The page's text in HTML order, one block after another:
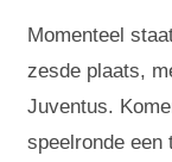
Momenteel
zesde plaats,
Juventus.
speelronde een